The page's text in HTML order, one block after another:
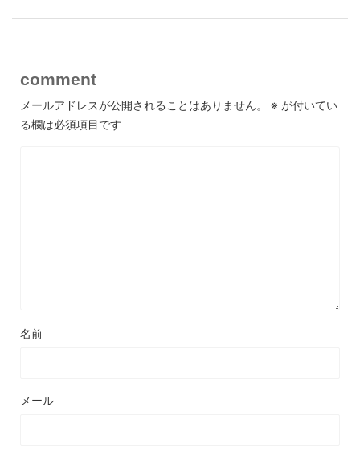
comment
メールアドレスが公開されることはありません。 ※ が付いてい
る欄は必須項目です
名前
メール